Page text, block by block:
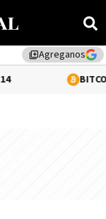
library_addAgreganos
-0.17%